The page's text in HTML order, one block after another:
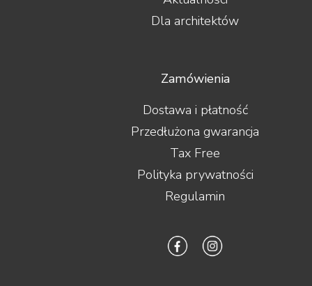
Dla architektów
Zamówienia
Dostawa i płatność
Przedłużona gwarancja
Tax Free
Polityka prywatności
Regulamin